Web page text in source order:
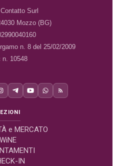
Surl
Mozzo (BG)
n. 8 del 25/02/2009
n. 10548
e MERCATO
WiNE
IN